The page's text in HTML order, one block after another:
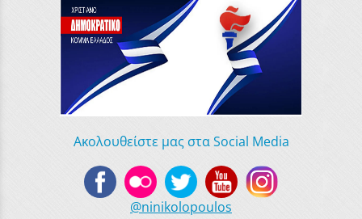
Ακολουθείστε μας στα Social Media
@ninikolopoulos